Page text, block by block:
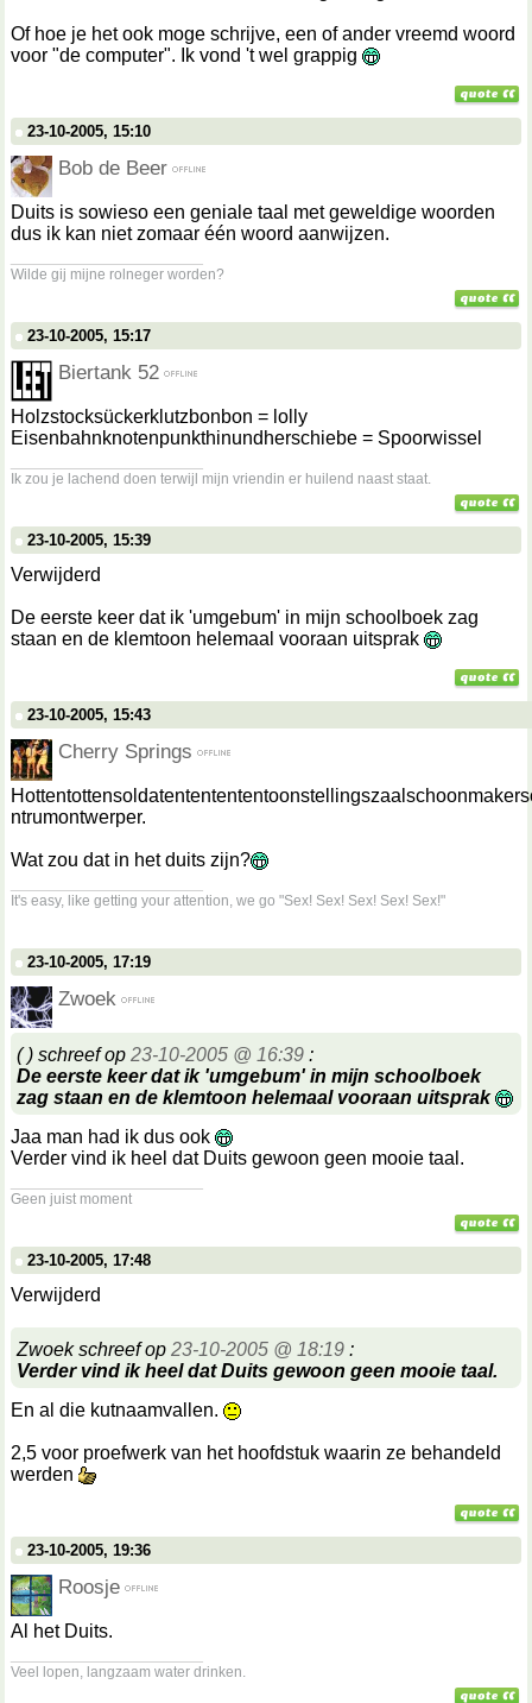
Of hoe je het ook moge schrijve, een of ander vreemd woord
voor "de computer". Ik vond 't wel grappig
23-10-2005, 15:10
Bob de Beer
Duits is sowieso een geniale taal met geweldige woorden
dus ik kan niet zomaar één woord aanwijzen.
Wilde gij mijne rolneger worden?
23-10-2005, 15:17
Biertank 52
Holzstocksückerklutzbonbon = lolly
Eisenbahnknotenpunkthinundherschiebe = Spoorwissel
Ik zou je lachend doen terwijl mijn vriendin er huilend naast staat.
23-10-2005, 15:39
Verwijderd
De eerste keer dat ik 'umgebum' in mijn schoolboek zag
staan en de klemtoon helemaal vooraan uitsprak
23-10-2005, 15:43
Cherry Springs
ntrumontwerper.
Wat zou dat in het duits zijn?
It's easy, like getting your attention, we go "Sex! Sex! Sex! Sex! Sex!"
23-10-2005, 17:19
Zwoek
( ) schreef op 23-10-2005 @ 16:39 :
De eerste keer dat ik 'umgebum' in mijn schoolboek
zag staan en de klemtoon helemaal vooraan uitsprak
Jaa man had ik dus ook
Verder vind ik heel dat Duits gewoon geen mooie taal.
Geen juist moment
23-10-2005, 17:48
Verwijderd
Zwoek schreef op 23-10-2005 @ 18:19 :
Verder vind ik heel dat Duits gewoon geen mooie taal.
En al die kutnaamvallen.
2,5 voor proefwerk van het hoofdstuk waarin ze behandeld
werden
23-10-2005, 19:36
Roosje
Al het Duits.
Veel lopen, langzaam water drinken.